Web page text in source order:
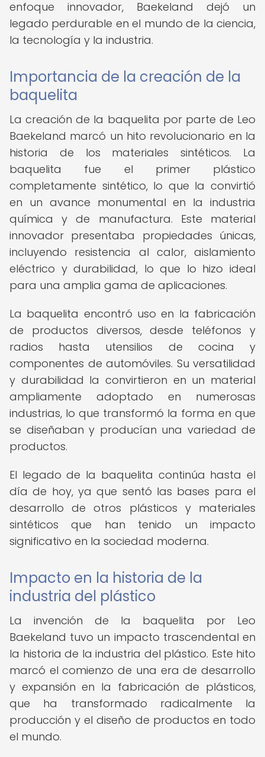
enfoque innovador, Baekeland dejó un
legado perdurable en el mundo de la ciencia,
la tecnología y la industria.
Importancia de la creación de la
baquelita
La creación de la baquelita por parte de Leo
Baekeland marcó un hito revolucionario en la
historia de los materiales sintéticos. La
baquelita fue el primer plástico
completamente sintético, lo que la convirtió
en un avance monumental en la industria
química y de manufactura. Este material
innovador presentaba propiedades únicas,
incluyendo resistencia al calor, aislamiento
eléctrico y durabilidad, lo que lo hizo ideal
para una amplia gama de aplicaciones.
La baquelita encontró uso en la fabricación
de productos diversos, desde teléfonos y
radios hasta utensilios de cocina y
componentes de automóviles. Su versatilidad
y durabilidad la convirtieron en un material
ampliamente adoptado en numerosas
industrias, lo que transformó la forma en que
se diseñaban y producían una variedad de
productos.
El legado de la baquelita continúa hasta el
día de hoy, ya que sentó las bases para el
desarrollo de otros plásticos y materiales
sintéticos que han tenido un impacto
significativo en la sociedad moderna.
Impacto en la historia de la
industria del plástico
La invención de la baquelita por Leo
Baekeland tuvo un impacto trascendental en
la historia de la industria del plástico. Este hito
marcó el comienzo de una era de desarrollo
y expansión en la fabricación de plásticos,
que ha transformado radicalmente la
producción y el diseño de productos en todo
el mundo.